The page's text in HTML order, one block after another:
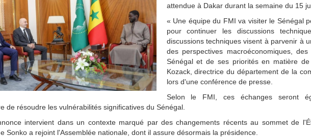
attendue à Dakar durant la semaine du 15
« Une équipe du FMI va visiter le Sénégal
pour continuer les discussions
discussions techniques visent à parvenir à
des perspectives macroéconomiques,
Sénégal et de ses priorités en matière
Kozack, directrice du département de la
lors d'une conférence de presse.
Selon le FMI, ces échanges seront
de résoudre les vulnérabilités significatives du Sénégal.
intervient dans un contexte marqué par des changements récents au sommet de
Sonko a rejoint l'Assemblée nationale, dont il assure désormais la présidence.